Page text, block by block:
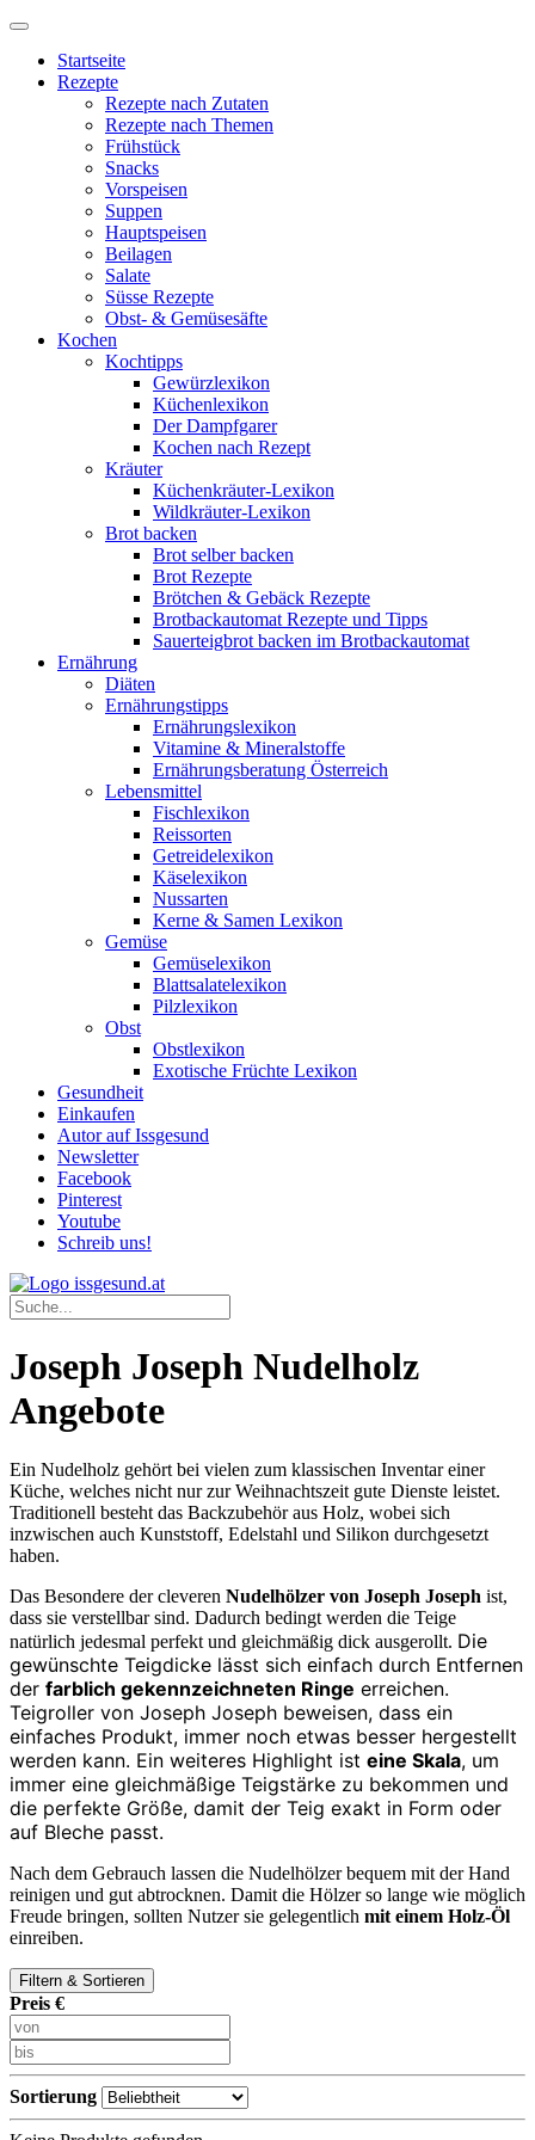
Startseite
Rezepte
Rezepte nach Zutaten
Rezepte nach Themen
Frühstück
Snacks
Vorspeisen
Suppen
Hauptspeisen
Beilagen
Salate
Süsse Rezepte
Obst- & Gemüsesäfte
Kochen
Kochtipps
Gewürzlexikon
Küchenlexikon
Der Dampfgarer
Kochen nach Rezept
Kräuter
Küchenkräuter-Lexikon
Wildkräuter-Lexikon
Brot backen
Brot selber backen
Brot Rezepte
Brötchen & Gebäck Rezepte
Brotbackautomat Rezepte und Tipps
Sauerteigbrot backen im Brotbackautomat
Ernährung
Diäten
Ernährungstipps
Ernährungslexikon
Vitamine & Mineralstoffe
Ernährungsberatung Österreich
Lebensmittel
Fischlexikon
Reissorten
Getreidelexikon
Käselexikon
Nussarten
Kerne & Samen Lexikon
Gemüse
Gemüselexikon
Blattsalatelexikon
Pilzlexikon
Obst
Obstlexikon
Exotische Früchte Lexikon
Gesundheit
Einkaufen
Autor auf Issgesund
Newsletter
Facebook
Pinterest
Youtube
Schreib uns!
Joseph Joseph Nudelholz
Angebote
Ein Nudelholz gehört bei vielen zum klassischen Inventar einer
Küche, welches nicht nur zur Weihnachtszeit gute Dienste leistet.
Traditionell besteht das Backzubehör aus Holz, wobei sich
inzwischen auch Kunststoff, Edelstahl und Silikon durchgesetzt
haben.
Das Besondere der cleveren Nudelhölzer von Joseph Joseph ist,
dass sie verstellbar sind. Dadurch bedingt werden die Teige
natürlich jedesmal perfekt und gleichmäßig dick ausgerollt. Die
gewünschte Teigdicke lässt sich einfach durch Entfernen
der farblich gekennzeichneten Ringe erreichen.
Teigroller von Joseph Joseph beweisen, dass ein
einfaches Produkt, immer noch etwas besser hergestellt
werden kann. Ein weiteres Highlight ist eine Skala, um
immer eine gleichmäßige Teigstärke zu bekommen und
die perfekte Größe, damit der Teig exakt in Form oder
auf Bleche passt.
Nach dem Gebrauch lassen die Nudelhölzer bequem mit der Hand
reinigen und gut abtrocknen. Damit die Hölzer so lange wie möglich
Freude bringen, sollten Nutzer sie gelegentlich mit einem Holz-Öl
einreiben.
Filtern & Sortieren
Preis €
Sortierung